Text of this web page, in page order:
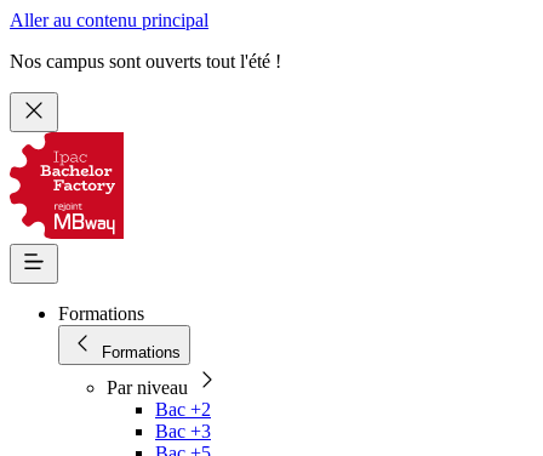
Aller au contenu principal
Nos campus sont ouverts tout l'été !
Formations
Formations
Par niveau
Bac +2
Bac +3